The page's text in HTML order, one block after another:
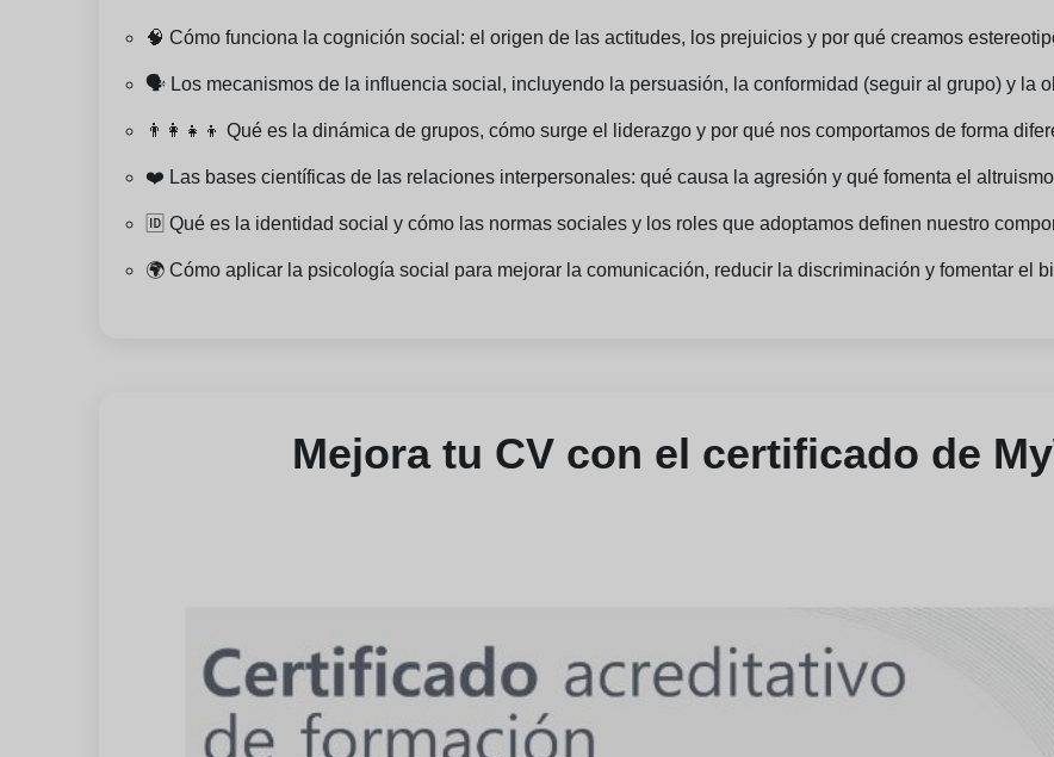
🧠 Cómo funciona la cognición social: el origen de las actitudes, los prejuicios y por qué creamos
🗣️ Los mecanismos de la influencia social, incluyendo la persuasión, la conformidad (seguir al grupo) y la
👨‍👩‍👧‍👦 Qué es la dinámica de grupos, cómo surge el liderazgo y por qué nos comportamos de forma
❤️ Las bases científicas de las relaciones interpersonales: qué causa la agresión y qué fomenta el
🆔 Qué es la identidad social y cómo las normas sociales y los roles que adoptamos definen nuestro
🌍 Cómo aplicar la psicología social para mejorar la comunicación, reducir la discriminación y fomentar el
Mejora tu CV con el certificado de